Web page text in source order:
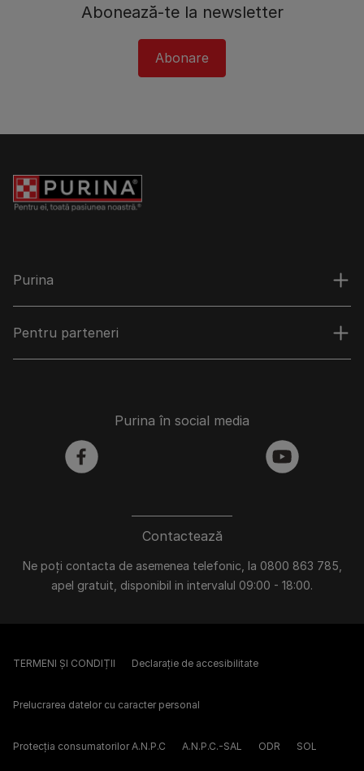
Abonează-te la newsletter
Abonare
Purina
Pentru parteneri
Contactează
Ne poți contacta de asemenea telefonic, la 0800 863 785,
apel gratuit, disponibil in intervalul 09:00 - 18:00.
Purina în social media
facebook youtube
TERMENI ȘI CONDIȚII Declarație de accesibilitate
Prelucrarea datelor cu caracter personal
Protecția consumatorilor A.N.P.C A.N.P.C.-SAL ODR SOL